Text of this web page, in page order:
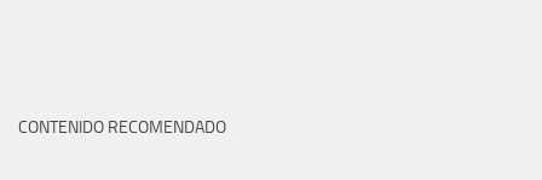
CONTENIDO RECOMENDADO